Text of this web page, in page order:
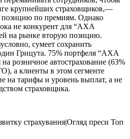
крупнейших страховщиков,—
позицию по премиям. Однако
не конкурент для “АХА
на рынке вторую позицию.
сумеет сохранить
Грицута. 75% портфеля “АХА
розничное автострахование (63%
клиенты в этом сегменте
на тарифы и уровень выплат, а не
страховщика.
страхування|Огляд преси Топ